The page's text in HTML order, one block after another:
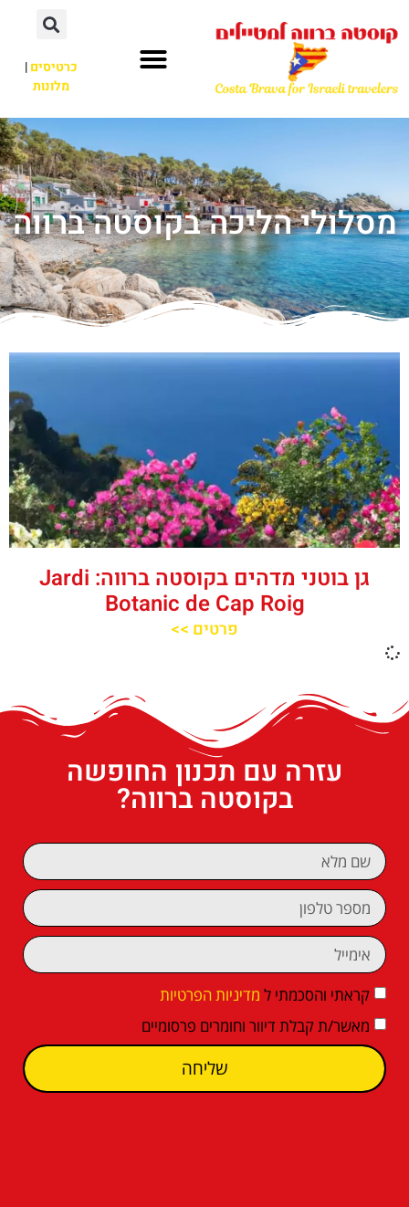
כרטיסים|
מלונות
מסלולי הליכה בקוסטה ברווה
גן בוטני מדהים בקוסטה ברווה: Jardi
Botanic de Cap Roig
פרטים >>
עזרה עם תכנון החופשה
בקוסטה ברווה?
קראתי והסכמתי ל מדיניות הפרטיות
מאשר/ת קבלת דיוור וחומרים פרסומיים
שליחה